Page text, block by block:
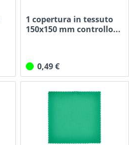
1 copertura in tessuto
150x150 mm controllo...
0,49 €